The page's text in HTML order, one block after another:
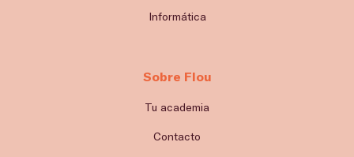
Informática
Sobre Flou
Tu academia
Contacto